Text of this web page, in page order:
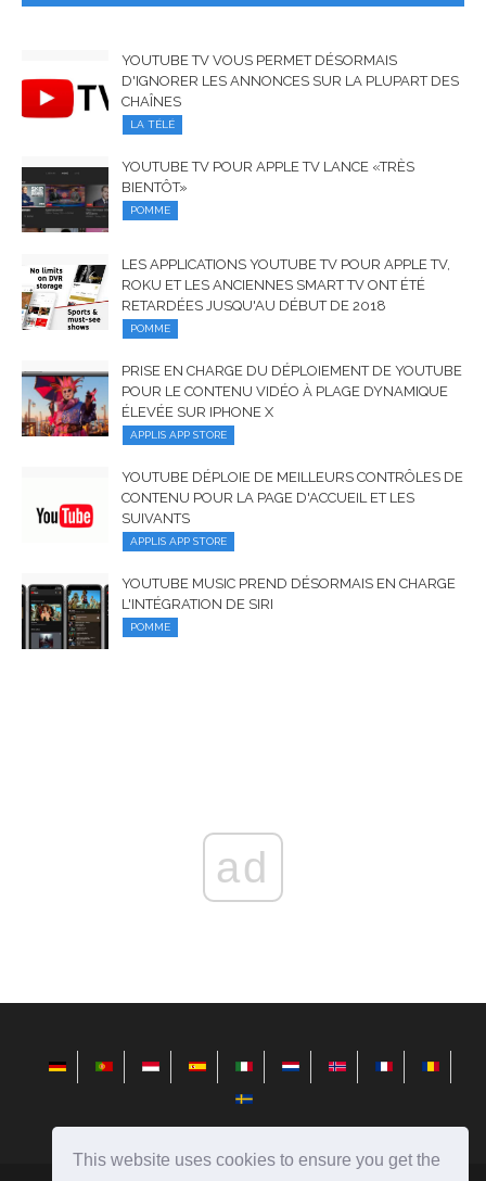
This website uses cookies to ensure you get the
YOUTUBE TV VOUS PERMET DÉSORMAIS
D'IGNORER LES ANNONCES SUR LA PLUPART DES
CHAÎNES
LA TÉLÉ
YOUTUBE TV POUR APPLE TV LANCE «TRÈS
BIENTÔT»
POMME
LES APPLICATIONS YOUTUBE TV POUR APPLE TV,
ROKU ET LES ANCIENNES SMART TV ONT ÉTÉ
RETARDÉES JUSQU'AU DÉBUT DE 2018
POMME
PRISE EN CHARGE DU DÉPLOIEMENT DE YOUTUBE
POUR LE CONTENU VIDÉO À PLAGE DYNAMIQUE
ÉLEVÉE SUR IPHONE X
APPLIS APP STORE
YOUTUBE DÉPLOIE DE MEILLEURS CONTRÔLES DE
CONTENU POUR LA PAGE D'ACCUEIL ET LES
SUIVANTS
APPLIS APP STORE
YOUTUBE MUSIC PREND DÉSORMAIS EN CHARGE
L'INTÉGRATION DE SIRI
POMME
ad